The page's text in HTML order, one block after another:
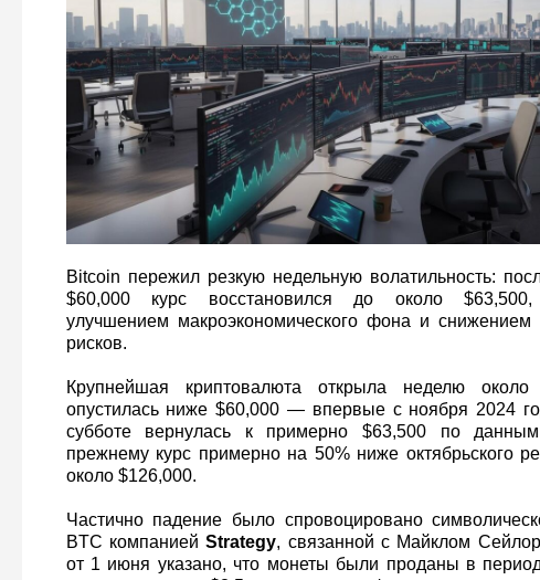
Bitcoin пережил резкую недельную волатильность:
$60,000 курс восстановился до около $63,500,
улучшением макроэкономического фона и снижением
рисков.
Крупнейшая криптовалюта открыла неделю около
опустилась ниже $60,000 — впервые с ноября 2024
субботе вернулась к примерно $63,500 по
прежнему курс примерно на 50% ниже октябрьского
около $126,000.
Частично падение было спровоцировано
BTC компаниейStrategy, связанной с Майклом
от 1 июня указано, что монеты были проданы в